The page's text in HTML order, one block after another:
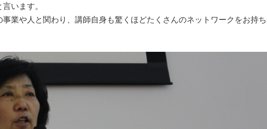
います。
業や人と関わり、講師自身も驚くほどたくさんのネットワークをお持ち